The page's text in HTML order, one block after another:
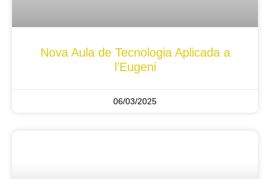
Nova Aula de Tecnologia Aplicada a
l’Eugeni
06/03/2025